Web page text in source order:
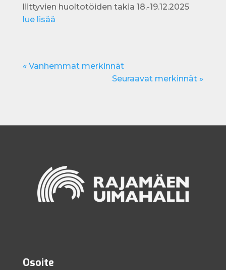
liittyvien huoltotöiden takia 18.-19.12.2025
lue lisää
« Vanhemmat merkinnät
Seuraavat merkinnät »
Osoite